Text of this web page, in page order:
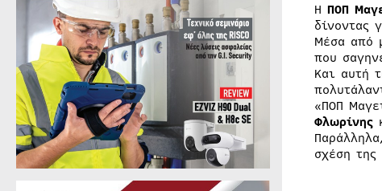
Η ΠΟΠ
δίνοντας
Μέσα από
που
Και αυτή
«ΠΟΠ
Φλωρίνης
σχέση